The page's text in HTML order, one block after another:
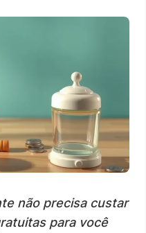
não precisa custar
para você